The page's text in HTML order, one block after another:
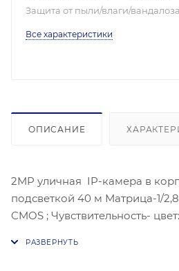
Защита от пыли/влаги/
Все характеристики
ОПИСАНИЕ
2MP уличная IP-камера в
подсветкой 40 м Матрица-1/
CMOS ; Чувствительность-